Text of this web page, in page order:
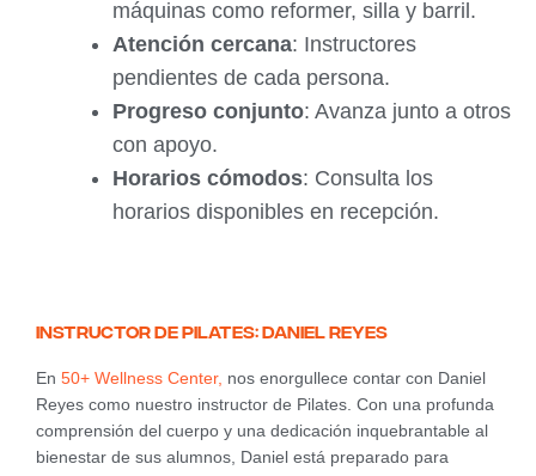
máquinas como reformer, silla y barril.
Atención cercana: Instructores
pendientes de cada persona.
Progreso conjunto: Avanza junto a otros
con apoyo.
Horarios cómodos: Consulta los
horarios disponibles en recepción.
Instructor de Pilates: Daniel Reyes
En 50+ Wellness Center, nos enorgullece contar con Daniel
Reyes como nuestro instructor de Pilates. Con una profunda
comprensión del cuerpo y una dedicación inquebrantable al
bienestar de sus alumnos, Daniel está preparado para